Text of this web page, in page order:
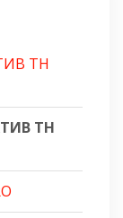
ТН
ТН